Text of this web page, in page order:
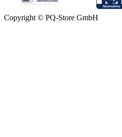
Copyright © PQ-Store GmbH